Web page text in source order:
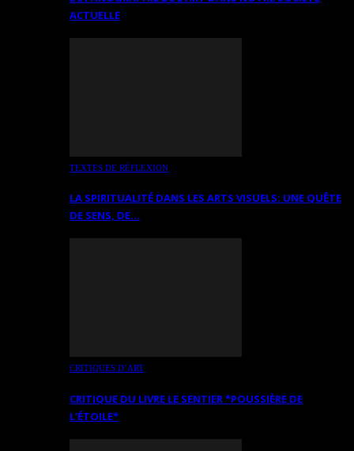
ACTUELLE
TEXTES DE RÉFLEXION
LA SPIRITUALITÉ DANS LES ARTS VISUELS: UNE QUÊTE
DE SENS, DE…
CRITIQUES D’ART
CRITIQUE DU LIVRE LE SENTIER *POUSSIÈRE DE
L’ÉTOILE*